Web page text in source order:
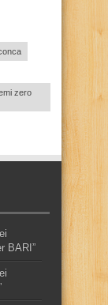
zero
BARI”